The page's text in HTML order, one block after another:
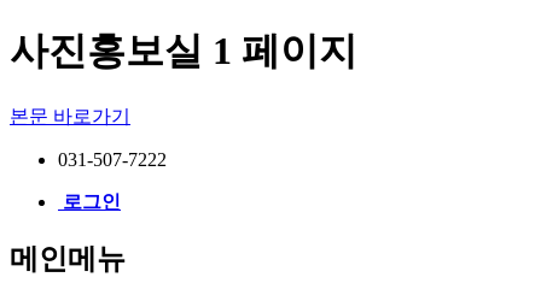
사진홍보실 1 페이지
본문 바로가기
031-507-7222
로그인
메인메뉴